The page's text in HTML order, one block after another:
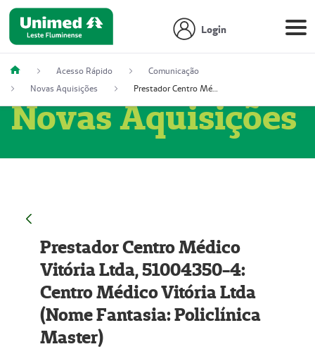
Login
Acesso Rápido
Comunicação
Novas Aquisições
Prestador Centro Médico Vitória Ltda, 51004350-4: Centro Médico Vitória Ltda (Nome Fantasia: Policlínica Master)
Novas Aquisições
Prestador Centro Médico
Vitória Ltda, 51004350-4:
Centro Médico Vitória Ltda
(Nome Fantasia: Policlínica
Master)